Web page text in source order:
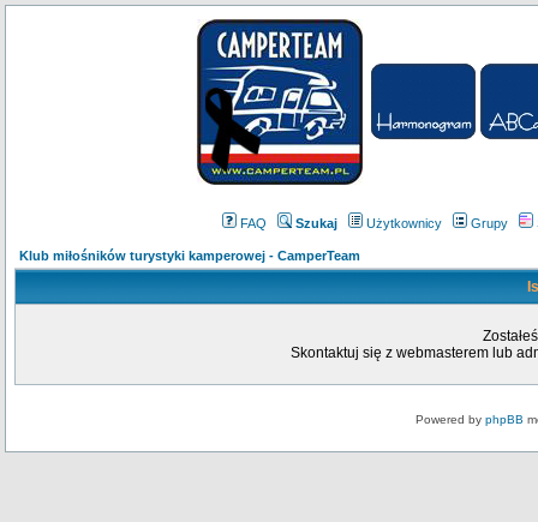
FAQ Szukaj Użytkownicy Grupy
Klub miłośników turystyki kamperowej - CamperTeam
Skontaktuj się z webmasterem lub
Powered by phpBB